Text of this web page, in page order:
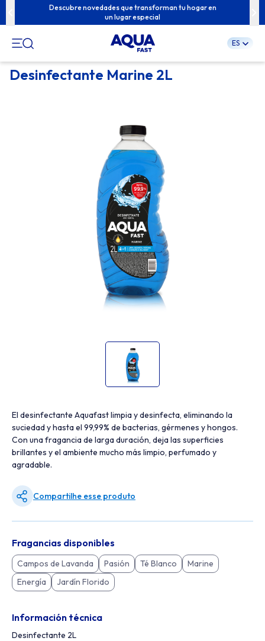
Pular
para
Descubre novedades que transforman tu hogar en
un lugar especial
ES
Desinfectante Marine 2L
El desinfectante Aquafast limpia y desinfecta, eliminando la
suciedad y hasta el 99,99% de bacterias, gérmenes y hongos.
Con una fragancia de larga duración, deja las superficies
brillantes y el ambiente mucho más limpio, perfumado y
agradable.
Compartilhe esse produto
Fragancias disponibles
Campos de Lavanda Pasión Té Blanco
Marine
Energía
Jardín Florido
Información técnica
Desinfectante 2L